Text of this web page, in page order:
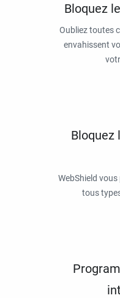
Bloquez
Oubliez toutes
envahissent
Bloquez
WebShield
tous